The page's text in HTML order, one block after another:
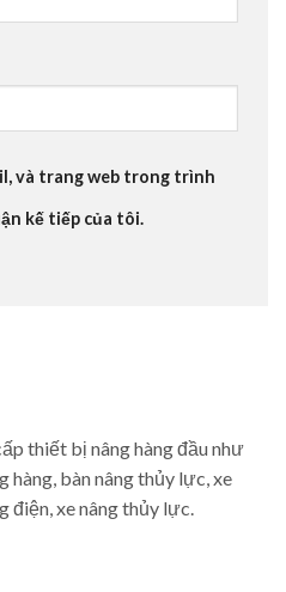
và trang web trong trình
kế tiếp của tôi.
thiết bị nâng hàng đầu như
hàng, bàn nâng thủy lực, xe
điện, xe nâng thủy lực.